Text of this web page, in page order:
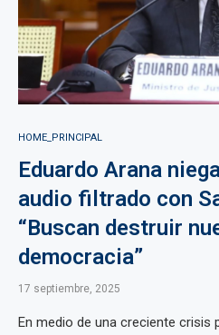
HOME_PRINCIPAL
Eduardo Arana
audio filtrado con
“Buscan destruir
democracia”
17 septiembre, 2025
En medio de una creciente crisis